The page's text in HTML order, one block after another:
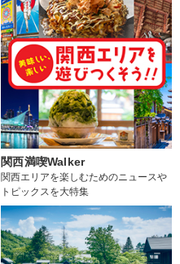
関西満喫Walker
関西エリアを楽しむためのニュースや
トピックスを大特集